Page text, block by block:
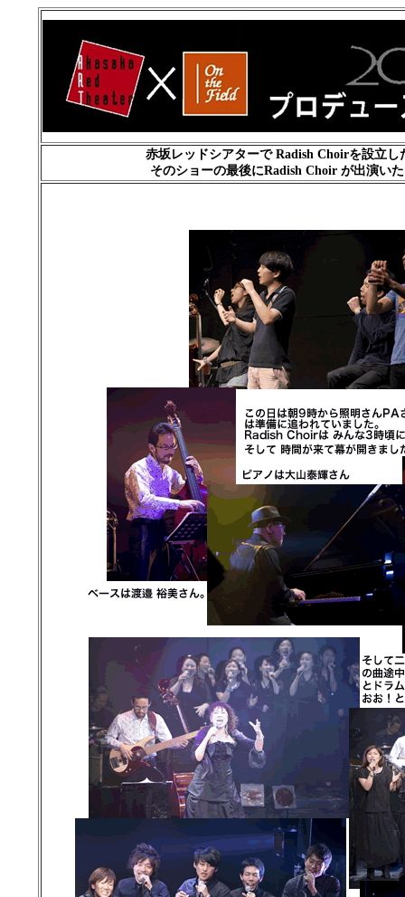
赤坂レッドシアターで Radish Choirを設立
そのショーの最後にRadish Choir が出演い